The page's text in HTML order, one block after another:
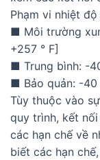
Phạm vi nhiệt
■ Môi trường
+257 ° F]
■ Trung bình: -
■ Bảo quản: -
Tùy thuộc vào
quy trình, kết
các hạn chế về
biết các hạn